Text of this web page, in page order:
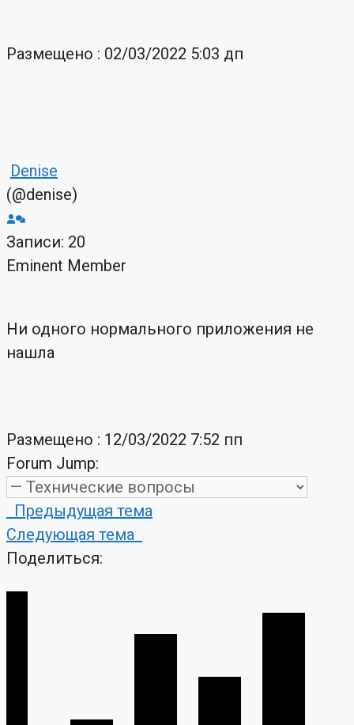
Размещено : 02/03/2022 5:03 дп
Denise
(@denise)
Записи: 20
Eminent Member
Ни одного нормального приложения не
нашла
Размещено : 12/03/2022 7:52 пп
Forum Jump:
Предыдущая тема
Следующая тема
Поделиться: